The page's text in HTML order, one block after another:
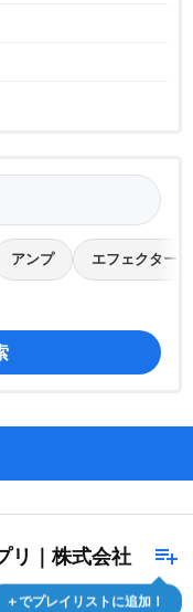
アンプ エフェクター
playlist_add
＋でプレイリストに追加！
リ｜株式会社